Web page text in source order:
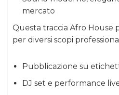
mercato
Questa traccia Afro House
per diversi scopi
Pubblicazione su
DJ set e performance